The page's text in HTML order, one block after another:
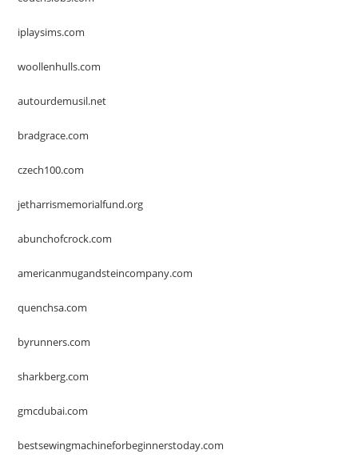
iplaysims.com
woollenhulls.com
autourdemusil.net
bradgrace.com
czech100.com
jetharrismemorialfund.org
abunchofcrock.com
americanmugandsteincompany.com
quenchsa.com
byrunners.com
sharkberg.com
gmcdubai.com
bestsewingmachineforbeginnerstoday.com